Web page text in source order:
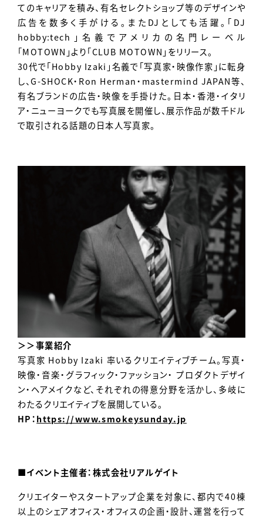
てのキャリアを積み、有名セレクトショップ等のデザインや
広告を数多く手がける。またDJとしても活躍。「DJ
hobby:tech」名義でアメリカの名門レーベル
「MOTOWN」より「CLUB MOTOWN」をリリース。
30代で「Hobby Izaki」名義で「写真家・映像作家」に転身
し、G-SHOCK・Ron Herman・mastermind JAPAN等、
有名ブランドの広告・映像を手掛けた。日本・香港・イタリ
ア・ニューヨークでも写真展を開催し、展示作品が数千ドル
で取引される話題の日本人写真家。
＞＞事業紹介
写真家 Hobby Izaki 率いるクリエイティブチーム。写真・
映像・音楽・グラフィック・ファッション・ プロダクトデザイ
ン・ヘアメイクなど、それぞれの得意分野を活かし、多岐に
わたるクリエイティブを展開している。
HP：https://www.smokeysunday.jp
■イベント主催者：株式会社リアルゲイト
クリエイターやスタートアップ企業を対象に、都内で40棟
以上のシェアオフィス・オフィスの企画・設計、運営を行って